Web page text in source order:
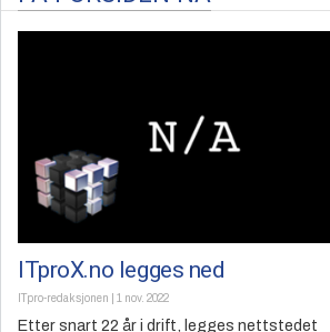
ITproX.no legges ned
ITpro-redaksjonen 1 nov. 2022
Etter snart 22 år i drift, legges nettstedet